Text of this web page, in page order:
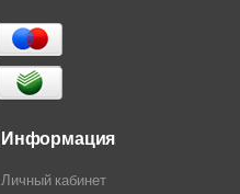
Информация
Личный кабинет